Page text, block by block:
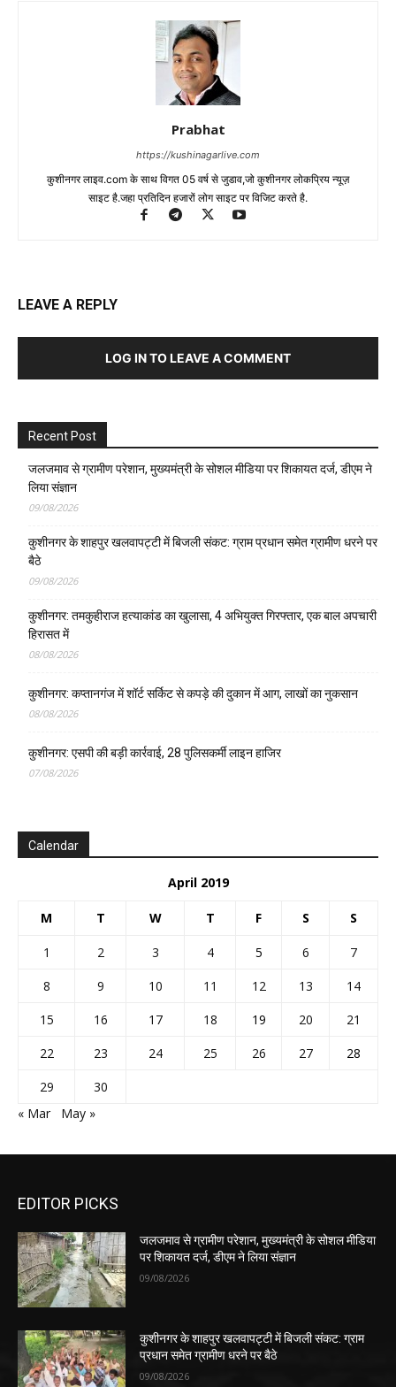
Prabhat
https://kushinagarlive.com
कुशीनगर लाइव.com के साथ विगत 05 वर्ष से जुडाव,जो कुशीनगर लोकप्रिय न्यूज़
साइट है.जहा प्रतिदिन हजारों लोग साइट पर विजिट करते है.
LEAVE A REPLY
LOG IN TO LEAVE A COMMENT
Recent Post
जलजमाव से ग्रामीण परेशान, मुख्यमंत्री के सोशल मीडिया पर शिकायत दर्ज, डीएम ने
लिया संज्ञान
09/08/2026
कुशीनगर के शाहपुर खलवापट्टी में बिजली संकट: ग्राम प्रधान समेत ग्रामीण धरने पर
बैठे
09/08/2026
कुशीनगर: तमकुहीराज हत्याकांड का खुलासा, 4 अभियुक्त गिरफ्तार, एक बाल अपचारी
हिरासत में
08/08/2026
कुशीनगर: कप्तानगंज में शॉर्ट सर्किट से कपड़े की दुकान में आग, लाखों का नुकसान
08/08/2026
कुशीनगर: एसपी की बड़ी कार्रवाई, 28 पुलिसकर्मी लाइन हाजिर
07/08/2026
Calendar
April 2019
M T W T F S S
1 2 3 4 5 6
7
8
9 10 11 12 13
14
15
16 17 18 19 20
21
22
23 24 25 26 27
28
29
30
« Mar
May »
EDITOR PICKS
जलजमाव से ग्रामीण परेशान, मुख्यमंत्री के सोशल मीडिया
पर शिकायत दर्ज, डीएम ने लिया संज्ञान
09/08/2026
कुशीनगर के शाहपुर खलवापट्टी में बिजली संकट: ग्राम
प्रधान समेत ग्रामीण धरने पर बैठे
09/08/2026